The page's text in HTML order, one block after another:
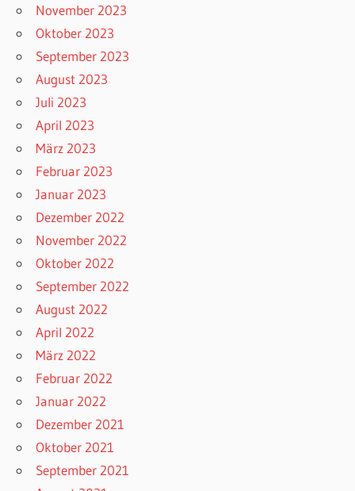
November 2023
Oktober 2023
September 2023
August 2023
Juli 2023
April 2023
März 2023
Februar 2023
Januar 2023
Dezember 2022
November 2022
Oktober 2022
September 2022
August 2022
April 2022
März 2022
Februar 2022
Januar 2022
Dezember 2021
Oktober 2021
September 2021